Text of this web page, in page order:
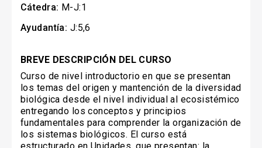
Cátedra: M-J:1
Ayudantía: J:5,6
BREVE DESCRIPCIÓN DEL CURSO
Curso de nivel introductorio en que se presentan
los temas del origen y mantención de la diversidad
biológica desde el nivel individual al ecosistémico
entregando los conceptos y principios
fundamentales para comprender la organización de
los sistemas biológicos. El curso está